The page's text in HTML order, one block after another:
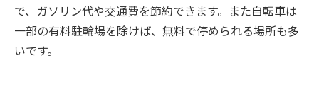
で、ガソリン代や交通費を節約できます。また自転車は
一部の有料駐輪場を除けば、無料で停められる場所も多
いです。